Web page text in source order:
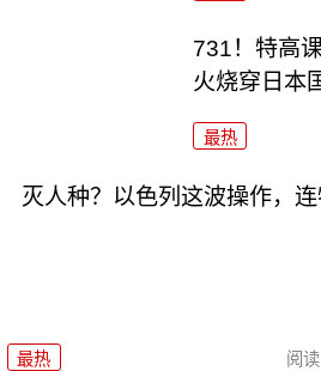
731！特高
火烧穿日本
最热
灭人种？以色列这波操作，连
最热 阅读